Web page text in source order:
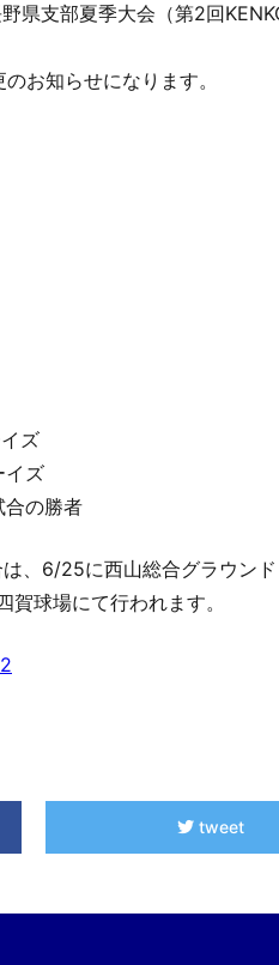
県支部夏季大会（第2回
お知らせになります。
ズ
イズ
の勝者
、6/25に西山総合グラウンド
球場にて行われます。
tweet